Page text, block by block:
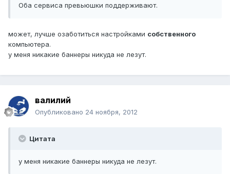
Оба сервиса превьюшки поддерживают.
может, лучше озаботиться настройками собственного
компьютера.
у меня никакие баннеры никуда не лезут.
валилий
Опубликовано 24 ноября, 2012
Цитата
у меня никакие баннеры никуда не лезут.